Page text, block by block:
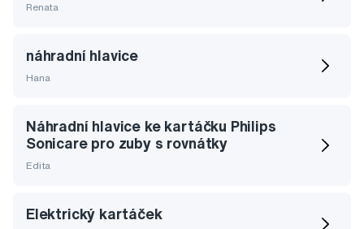
Renata
náhradní hlavice
Hana
Náhradní hlavice ke kartáčku Philips
Sonicare pro zuby s rovnátky
Edita
Elektrický kartáček